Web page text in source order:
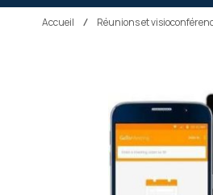
Accueil réunions et